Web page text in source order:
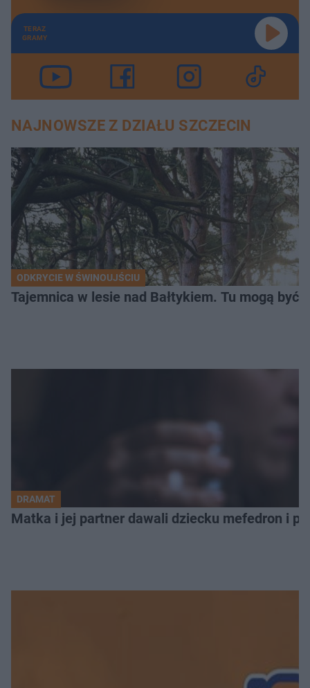
TERAZ
GRAMY
NAJNOWSZE Z DZIAŁU SZCZECIN
ODKRYCIE W ŚWINOUJŚCIU
Tajemnica w lesie nad Bałtykiem. Tu mogą
DRAMAT
Matka i jej partner dawali dziecku mefedron i